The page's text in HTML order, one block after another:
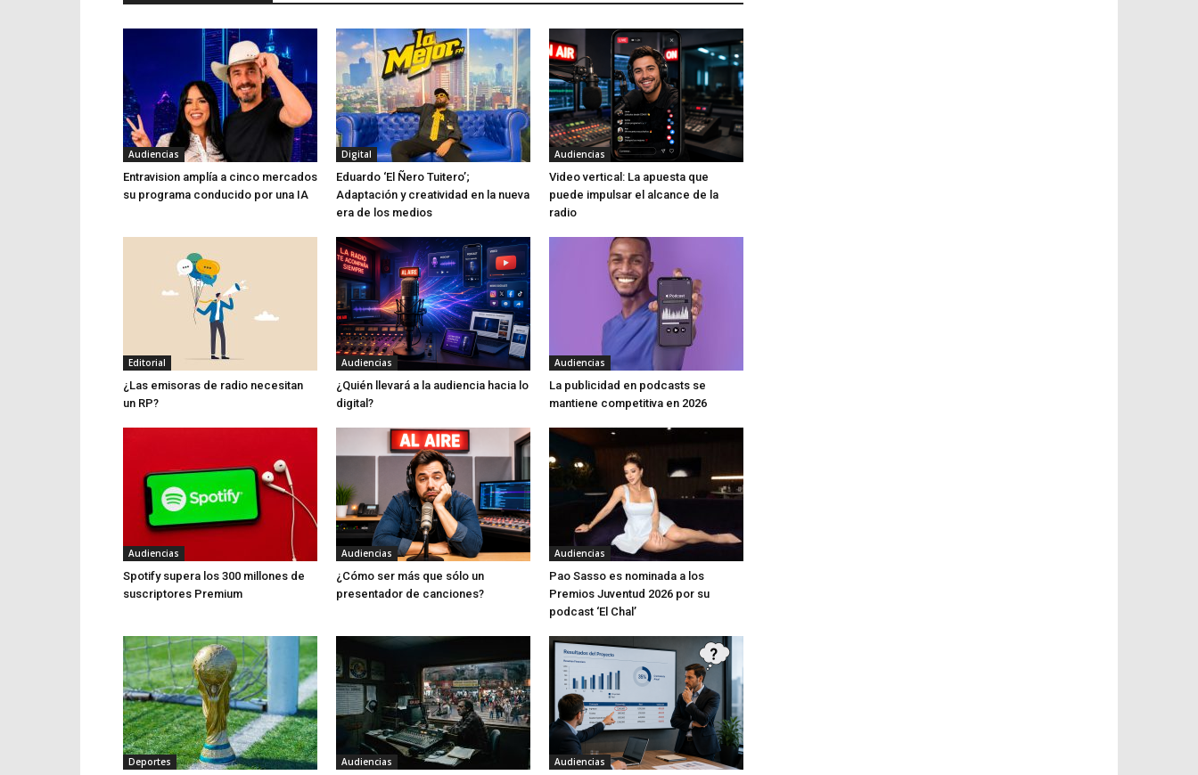
Audiencias
Entravision amplía a cinco mercados
su programa conducido por una IA
Digital
Eduardo ‘El Ñero Tuitero’;
Adaptación y creatividad en la nueva
era de los medios
Audiencias
Video vertical: La apuesta que
puede impulsar el alcance de la
radio
Editorial
¿Las emisoras de radio necesitan
un RP?
Audiencias
¿Quién llevará a la audiencia hacia lo
digital?
Audiencias
La publicidad en podcasts se
mantiene competitiva en 2026
Audiencias
Spotify supera los 300 millones de
suscriptores Premium
Audiencias
¿Cómo ser más que sólo un
presentador de canciones?
Audiencias
Pao Sasso es nominada a los
Premios Juventud 2026 por su
podcast ‘El Chal’
Deportes Audiencias Audiencias